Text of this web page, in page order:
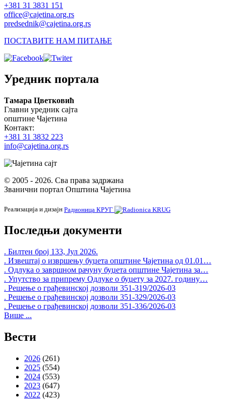
+381 31 3831 151
office@cajetina.org.rs
predsednik@cajetina.org.rs
ПОСТАВИТЕ НАМ ПИТАЊЕ
Уредник портала
Тамара Цветковић
Главни уредник сајта
општине Чајетина
Контакт:
+381 31 3832 223
info@cajetina.org.rs
© 2005 - 2026. Сва права задржана
Званични портал Општина Чајетина
Реализација и дизајн Радионица КРУГ
Последњи документи
. Билтен број 133, Јул 2026.
. Извештај о извршењу буџета општине Чајетина од 01.01…
. Одлука о завршном рачуну буџета општине Чајетина за…
. Упутство за припрему Одлуке о буџету за 2027. годину…
. Решење о грађевинској дозволи 351-319/2026-03
. Решење о грађевинској дозволи 351-329/2026-03
. Решење о грађевинској дозволи 351-336/2026-03
Више ...
Вести
2026 (261)
2025 (554)
2024 (553)
2023 (647)
2022 (423)